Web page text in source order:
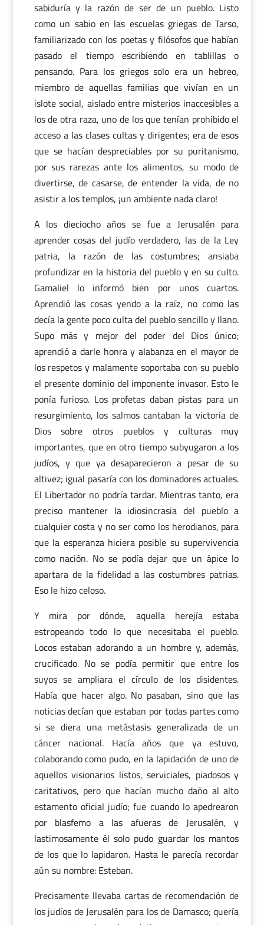
sabiduría y la razón de ser de un pueblo. Listo
como un sabio en las escuelas griegas de Tarso,
familiarizado con los poetas y filósofos que habían
pasado el tiempo escribiendo en tablillas o
pensando. Para los griegos solo era un hebreo,
miembro de aquellas familias que vivían en un
islote social, aislado entre misterios inaccesibles a
los de otra raza, uno de los que tenían prohibido el
acceso a las clases cultas y dirigentes; era de esos
que se hacían despreciables por su puritanismo,
por sus rarezas ante los alimentos, su modo de
divertirse, de casarse, de entender la vida, de no
asistir a los templos, ¡un ambiente nada claro!
A los dieciocho años se fue a Jerusalén para
aprender cosas del judío verdadero, las de la Ley
patria, la razón de las costumbres; ansiaba
profundizar en la historia del pueblo y en su culto.
Gamaliel lo informó bien por unos cuartos.
Aprendió las cosas yendo a la raíz, no como las
decía la gente poco culta del pueblo sencillo y llano.
Supo más y mejor del poder del Dios único;
aprendió a darle honra y alabanza en el mayor de
los respetos y malamente soportaba con su pueblo
el presente dominio del imponente invasor. Esto le
ponía furioso. Los profetas daban pistas para un
resurgimiento, los salmos cantaban la victoria de
Dios sobre otros pueblos y culturas muy
importantes, que en otro tiempo subyugaron a los
judíos, y que ya desaparecieron a pesar de su
altivez; igual pasaría con los dominadores actuales.
El Libertador no podría tardar. Mientras tanto, era
preciso mantener la idiosincrasia del pueblo a
cualquier costa y no ser como los herodianos, para
que la esperanza hiciera posible su supervivencia
como nación. No se podía dejar que un ápice lo
apartara de la fidelidad a las costumbres patrias.
Eso le hizo celoso.
Y mira por dónde, aquella herejía estaba
estropeando todo lo que necesitaba el pueblo.
Locos estaban adorando a un hombre y, además,
crucificado. No se podía permitir que entre los
suyos se ampliara el círculo de los disidentes.
Había que hacer algo. No pasaban, sino que las
noticias decían que estaban por todas partes como
si se diera una metástasis generalizada de un
cáncer nacional. Hacía años que ya estuvo,
colaborando como pudo, en la lapidación de uno de
aquellos visionarios listos, serviciales, piadosos y
caritativos, pero que hacían mucho daño al alto
estamento oficial judío; fue cuando lo apedrearon
por blasfemo a las afueras de Jerusalén, y
lastimosamente él solo pudo guardar los mantos
de los que lo lapidaron. Hasta le parecía recordar
aún su nombre: Esteban.
Precisamente llevaba cartas de recomendación de
los judíos de Jerusalén para los de Damasco; quería